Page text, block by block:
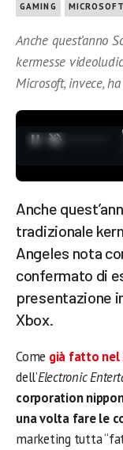
GAMING MICROSOFT
Anche quest’anno
kermesse
Microsoft, invece,
Anche
tradizionale
Angeles nota
confermato di
presentazione
Xbox.
Come già fatto nel
dell’Electronic
corporation
una volta fare le
marketing tutta